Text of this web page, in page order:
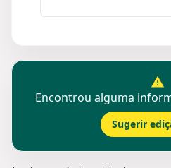
Encontrou alguma
Sugerir